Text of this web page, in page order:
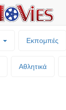
Εκπομπές
Αθλητικά